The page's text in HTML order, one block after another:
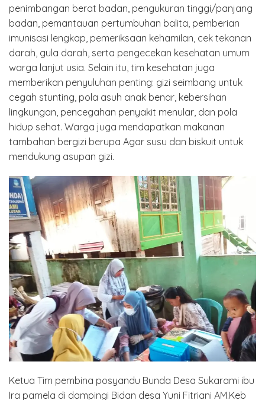
penimbangan berat badan, pengukuran tinggi/panjang
badan, pemantauan pertumbuhan balita, pemberian
imunisasi lengkap, pemeriksaan kehamilan, cek tekanan
darah, gula darah, serta pengecekan kesehatan umum
warga lanjut usia. Selain itu, tim kesehatan juga
memberikan penyuluhan penting: gizi seimbang untuk
cegah stunting, pola asuh anak benar, kebersihan
lingkungan, pencegahan penyakit menular, dan pola
hidup sehat. Warga juga mendapatkan makanan
tambahan bergizi berupa Agar susu dan biskuit untuk
mendukung asupan gizi.
Ketua Tim pembina posyandu Bunda Desa Sukarami ibu
Ira pamela di dampingi Bidan desa Yuni Fitriani AM.Keb